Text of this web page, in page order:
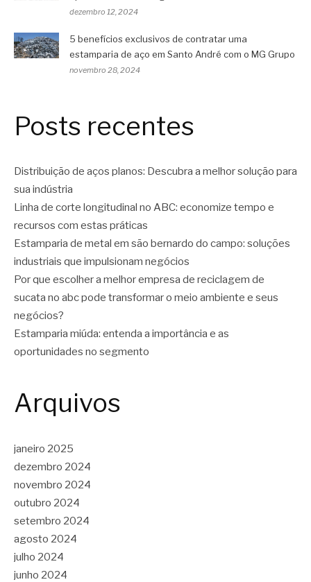
dezembro 12, 2024
5 benefícios exclusivos de contratar uma
estamparia de aço em Santo André com o MG Grupo
novembro 28, 2024
Posts recentes
Distribuição de aços planos: Descubra a melhor solução para
sua indústria
Linha de corte longitudinal no ABC: economize tempo e
recursos com estas práticas
Estamparia de metal em são bernardo do campo: soluções
industriais que impulsionam negócios
Por que escolher a melhor empresa de reciclagem de
sucata no abc pode transformar o meio ambiente e seus
negócios?
Estamparia miúda: entenda a importância e as
oportunidades no segmento
Arquivos
janeiro 2025
dezembro 2024
novembro 2024
outubro 2024
setembro 2024
agosto 2024
julho 2024
junho 2024